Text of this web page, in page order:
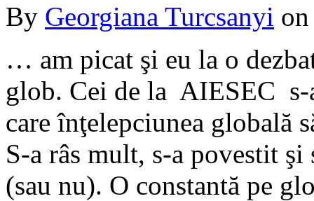
By Georgiana Turcsanyi
… am picat şi eu la o
glob. Cei de la AIESEC s-
care înţelepciunea globală
S-a râs mult, s-a povestit
(sau nu). O constantă pe